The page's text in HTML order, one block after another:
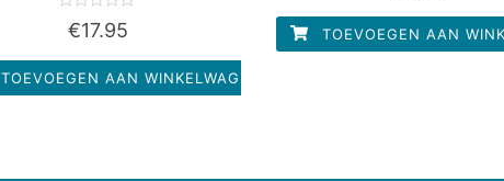
Waardering
5
€17.95
TOEVOEGEN AAN WINKELWAGEN
5
TOEVOEGEN AAN